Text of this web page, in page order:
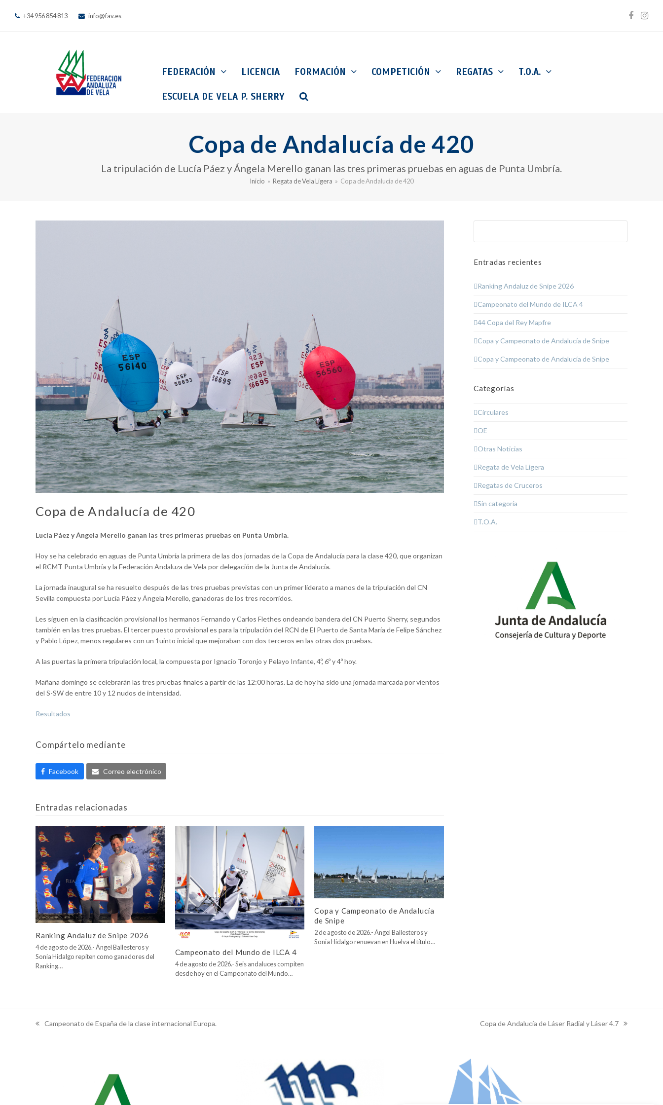
+34 956 854 813 info@fav.es
FEDERACIÓN LICENCIA FORMACIÓN COMPETICIÓN REGATAS T.O.A.
ESCUELA DE VELA P. SHERRY
Copa de Andalucía de 420
La tripulación de Lucía Páez y Ángela Merello ganan las tres primeras pruebas en aguas de Punta Umbría.
Inicio » Regata de Vela Ligera » Copa de Andalucía de 420
Copa de Andalucía de 420
Lucía Páez y Ángela Merello ganan las tres primeras pruebas en Punta Umbría.
Hoy se ha celebrado en aguas de Punta Umbría la primera de las dos jornadas de la Copa de Andalucía para la clase 420, que organizan
el RCMT Punta Umbría y la Federación Andaluza de Vela por delegación de la Junta de Andalucía.
La jornada inaugural se ha resuelto después de las tres pruebas previstas con un primer liderato a manos de la tripulación del CN
Sevilla compuesta por Lucía Páez y Ángela Merello, ganadoras de los tres recorridos.
Les siguen en la clasificación provisional los hermanos Fernando y Carlos Flethes ondeando bandera del CN Puerto Sherry, segundos
también en las tres pruebas. El tercer puesto provisional es para la tripulación del RCN de El Puerto de Santa María de Felipe Sánchez
y Pablo López, menos regulares con un 1uinto inicial que mejoraban con dos terceros en las otras dos pruebas.
A las puertas la primera tripulación local, la compuesta por Ignacio Toronjo y Pelayo Infante, 4º, 6º y 4º hoy.
Mañana domingo se celebrarán las tres pruebas finales a partir de las 12:00 horas. La de hoy ha sido una jornada marcada por vientos
del S-SW de entre 10 y 12 nudos de intensidad.
Resultados
Compártelo mediante
Facebook Correo electrónico
Entradas relacionadas
Ranking Andaluz de Snipe 2026
4 de agosto de 2026.- Ángel Ballesteros y
Sonia Hidalgo repiten como ganadores del
Ranking…
Campeonato del Mundo de ILCA 4
4 de agosto de 2026.- Seis andaluces compiten
desde hoy en el Campeonato del Mundo…
Copa y Campeonato de Andalucía
de Snipe
2 de agosto de 2026.- Ángel Ballesteros y
Sonia Hidalgo renuevan en Huelva el título…
Entradas recientes
Ranking Andaluz de Snipe 2026
Campeonato del Mundo de ILCA 4
44 Copa del Rey Mapfre
Copa y Campeonato de Andalucía de Snipe
Copa y Campeonato de Andalucía de Snipe
Categorías
Circulares
OE
Otras Noticias
Regata de Vela Ligera
Regatas de Cruceros
Sin categoría
T.O.A.
previous
Campeonato de España de la clase internacional Europa.
next
Copa de Andalucía de Láser Radial y Láser 4.7